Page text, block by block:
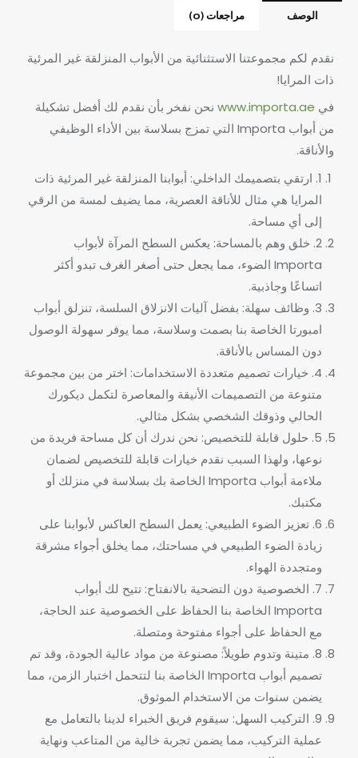
الوصف مراجعات (0)
نقدم لكم مجموعتنا الاستثنائية من الأبواب المنزلقة غير المرئية
ذات المرايا!
في www.importa.aeنحن نفخر بأن نقدم لك أفضل تشكيلة
من أبواب Importa التي تمزج بسلاسة بين الأداء الوظيفي
والأناقة.
1. ارتقي بتصميمك الداخلي: أبوابنا المنزلقة غير المرئية ذات
المرايا هي مثال للأناقة العصرية، مما يضيف لمسة من الرقي
إلى أي مساحة.
2. خلق وهم بالمساحة: يعكس السطح المرآة لأبواب
Importa الضوء، مما يجعل حتى أصغر الغرف تبدو أكثر
اتساعًا وجاذبية.
3. وظائف سهلة: بفضل آليات الانزلاق السلسة، تنزلق أبواب
امبورتا الخاصة بنا بصمت وسلاسة، مما يوفر سهولة الوصول
دون المساس بالأناقة.
4. خيارات تصميم متعددة الاستخدامات: اختر من بين مجموعة
متنوعة من التصميمات الأنيقة والمعاصرة لتكمل ديكورك
الحالي وذوقك الشخصي بشكل مثالي.
5. حلول قابلة للتخصيص: نحن ندرك أن كل مساحة فريدة من
نوعها، ولهذا السبب نقدم خيارات قابلة للتخصيص لضمان
ملاءمة أبواب Importa الخاصة بك بسلاسة في منزلك أو
مكتبك.
6. تعزيز الضوء الطبيعي: يعمل السطح العاكس لأبوابنا على
زيادة الضوء الطبيعي في مساحتك، مما يخلق أجواء مشرقة
ومتجددة الهواء.
7. الخصوصية دون التضحية بالانفتاح: تتيح لك أبواب
Importa الخاصة بنا الحفاظ على الخصوصية عند الحاجة،
مع الحفاظ على أجواء مفتوحة ومتصلة.
8. متينة وتدوم طويلاً: مصنوعة من مواد عالية الجودة، وقد تم
تصميم أبواب Importa الخاصة بنا لتتحمل اختبار الزمن، مما
يضمن سنوات من الاستخدام الموثوق.
9. التركيب السهل: سيقوم فريق الخبراء لدينا بالتعامل مع
عملية التركيب، مما يضمن تجربة خالية من المتاعب ونهاية